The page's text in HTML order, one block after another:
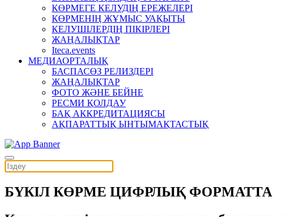
КӨРМЕГЕ КЕЛУДІҢ ЕРЕЖЕЛЕРІ
КӨРМЕНІҢ ЖҰМЫС УАҚЫТЫ
КЕЛУШІЛЕРДІҢ ПІКІРЛЕРІ
ЖАҢАЛЫҚТАР
Iteca.events
МЕДИАОРТАЛЫҚ
БАСПАСӨЗ РЕЛИЗДЕРІ
ЖАҢАЛЫҚТАР
ФОТО ЖӘНЕ БЕЙНЕ
РЕСМИ ҚОЛДАУ
БАҚ АККРЕДИТАЦИЯСЫ
АҚПАРАТТЫҚ ЫНТЫМАҚТАСТЫҚ
БҮКІЛ КӨРМЕ ЦИФРЛЫҚ ФОРМАТТА